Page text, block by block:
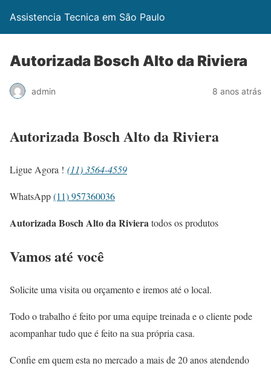
Assistencia Tecnica em São Paulo
Autorizada Bosch Alto da Riviera
admin 8 anos atrás
Autorizada Bosch Alto da Riviera
Ligue Agora ! (11) 3564-4559
WhatsApp(11) 957360036
Autorizada Bosch Alto da Rivieratodos os produtos
Vamos até você
Solicite uma visita ou orçamento e iremos até o local.
Todo o trabalho é feito por uma equipe treinada e o cliente pode
acompanhar tudo que é feito na sua própria casa.
Confie em quem esta no mercado a mais de 20 anos atendendo